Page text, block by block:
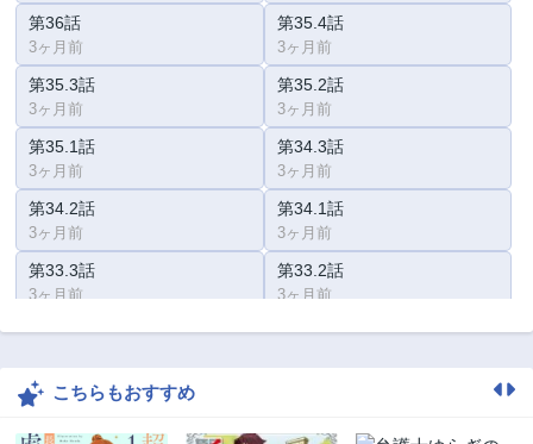
第36話
3ヶ月前
第35.4話
3ヶ月前
第35.3話
3ヶ月前
第35.2話
3ヶ月前
第35.1話
3ヶ月前
第34.3話
3ヶ月前
第34.2話
3ヶ月前
第34.1話
3ヶ月前
第33.3話
3ヶ月前
第33.2話
3ヶ月前
第33.1話 第32.3話
第32.2話
こちらもおすすめ